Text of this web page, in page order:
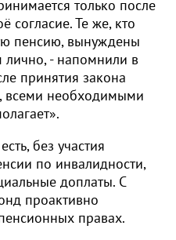
только после
согласие. Те же, кто
пенсию, вынуждены
лично, - напомнили в
принятия закона
всеми необходимыми
без участия
по инвалидности,
доплаты. С
проактивно
правах.